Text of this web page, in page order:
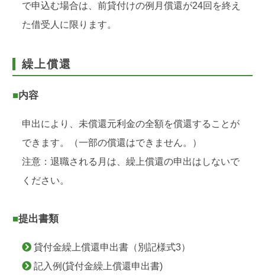
で申込む場合は、前貸付けの例月償還が24回を終え
た借受人に限ります。
繰上償還
■内容
申出により、未償還元利金の全額を償還することが
できます。（一部の償還はできません。）
注意：退職される月は、繰上償還の申出はしないで
ください。
■提出書類
貸付金繰上償還申出書（別記様式3）
記入例(貸付金繰上償還申出書)